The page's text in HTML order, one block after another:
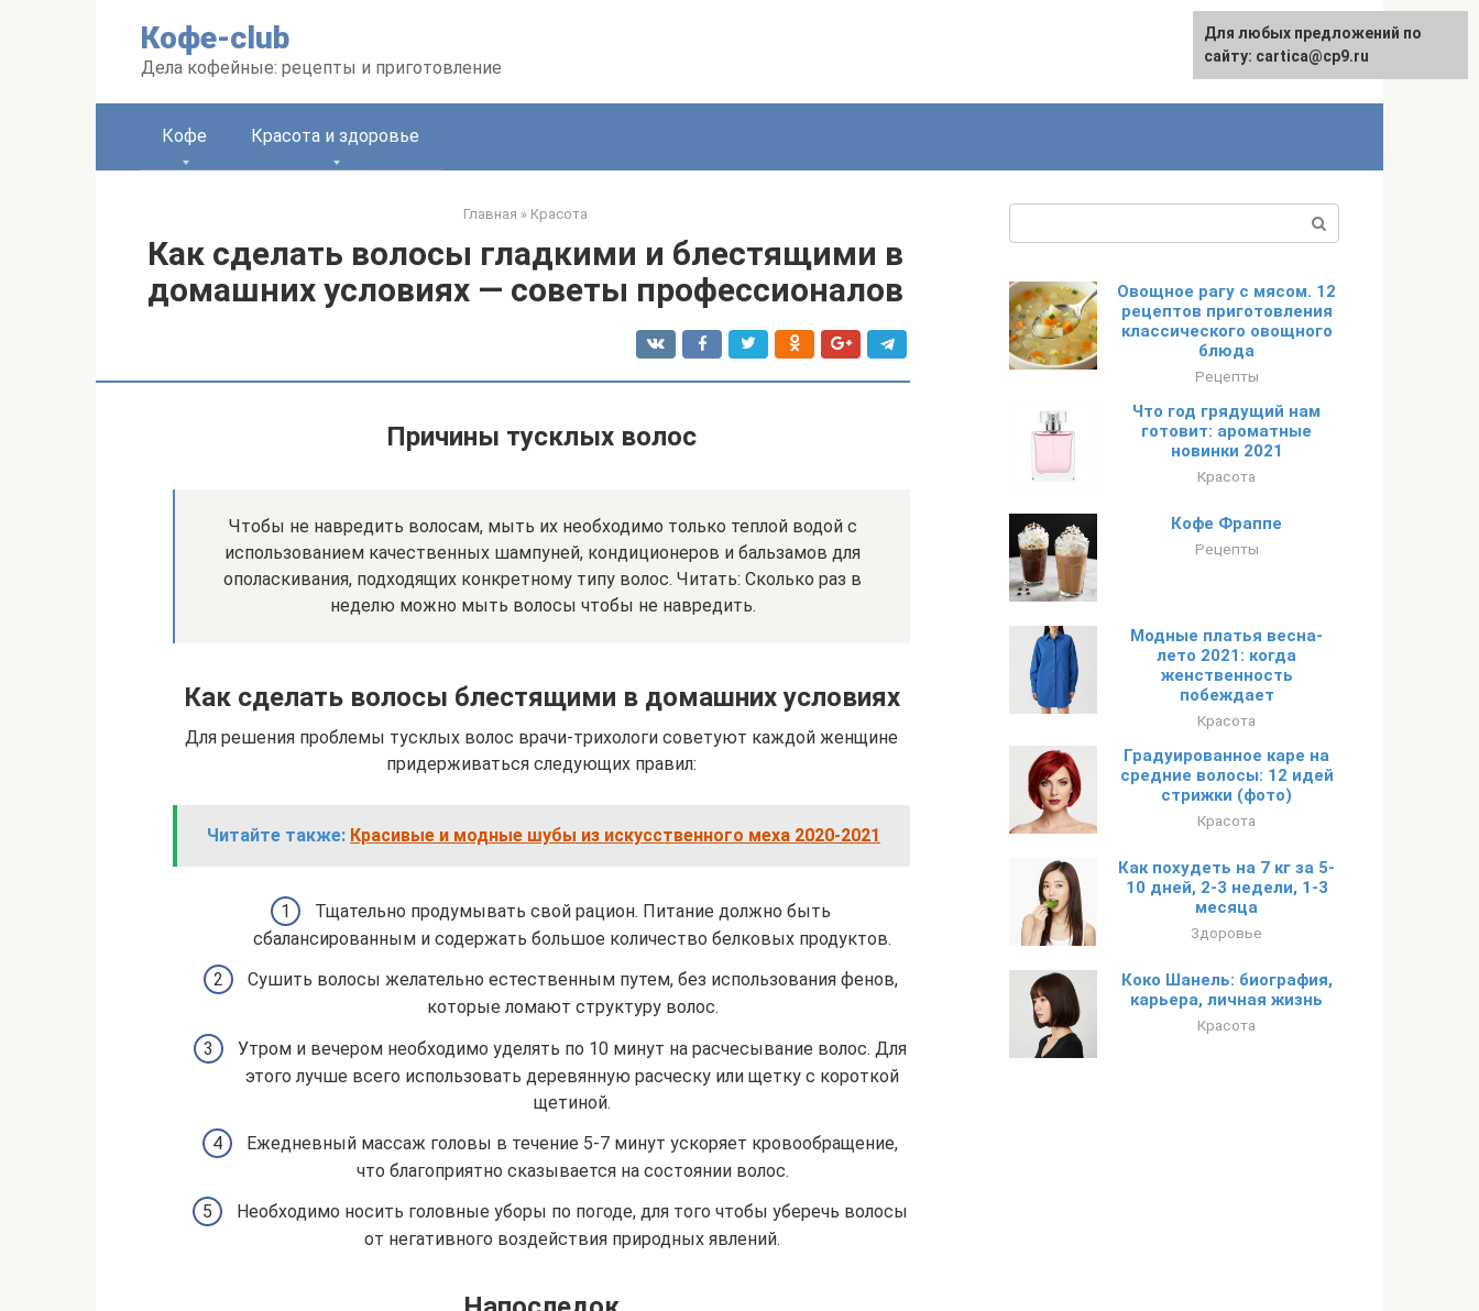
Кофе-club
Дела кофейные: рецепты и приготовление
English
Кофе Красота и здоровье
Главная » Красота
Как сделать волосы гладкими и блестящими в
домашних условиях — советы профессионалов
Причины тусклых волос
Чтобы не навредить волосам, мыть их необходимо только теплой водой с
использованием качественных шампуней, кондиционеров и бальзамов для
ополаскивания, подходящих конкретному типу волос. Читать: Сколько раз в
неделю можно мыть волосы чтобы не навредить.
Как сделать волосы блестящими в домашних условиях
Для решения проблемы тусклых волос врачи-трихологи советуют каждой женщине
придерживаться следующих правил:
Читайте также: Красивые и модные шубы из искусственного меха 2020-2021
Тщательно продумывать свой рацион. Питание должно быть
сбалансированным и содержать большое количество белковых продуктов.
Сушить волосы желательно естественным путем, без использования фенов,
которые ломают структуру волос.
Утром и вечером необходимо уделять по 10 минут на расчесывание волос. Для
этого лучше всего использовать деревянную расческу или щетку с короткой
щетиной.
Ежедневный массаж головы в течение 5-7 минут ускоряет кровообращение,
что благоприятно сказывается на состоянии волос.
Необходимо носить головные уборы по погоде, для того чтобы уберечь волосы
от негативного воздействия природных явлений.
Овощное рагу с мясом. 12
рецептов приготовления
классического овощного
блюда
Рецепты
Что год грядущий нам
готовит: ароматные
новинки 2021
Красота
Кофе Фраппе
Рецепты
Модные платья весна-
лето 2021: когда
женственность
побеждает
Красота
Градуированное каре на
средние волосы: 12 идей
стрижки (фото)
Красота
Как похудеть на 7 кг за 5-
10 дней, 2-3 недели, 1-3
месяца
Здоровье
Коко Шанель: биография,
карьера, личная жизнь
Красота
Для любых предложений по
сайту: cartica@cp9.ru